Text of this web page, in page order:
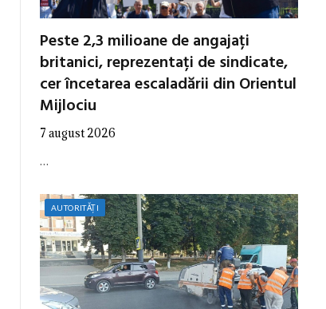
Peste 2,3 milioane de angajați
britanici, reprezentați de sindicate,
cer încetarea escaladării din Orientul
Mijlociu
7 august 2026
…
AUTORITĂȚI